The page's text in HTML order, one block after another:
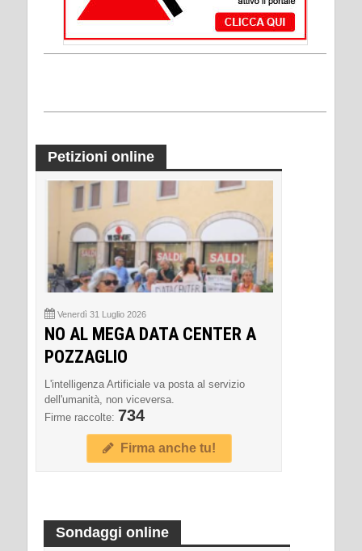
Petizioni online
Venerdì 31 Luglio 2026
NO AL MEGA DATA CENTER A
POZZAGLIO
L'intelligenza Artificiale va posta al servizio
dell'umanità, non viceversa.
Firme raccolte: 734
Firma anche tu!
Sondaggi online